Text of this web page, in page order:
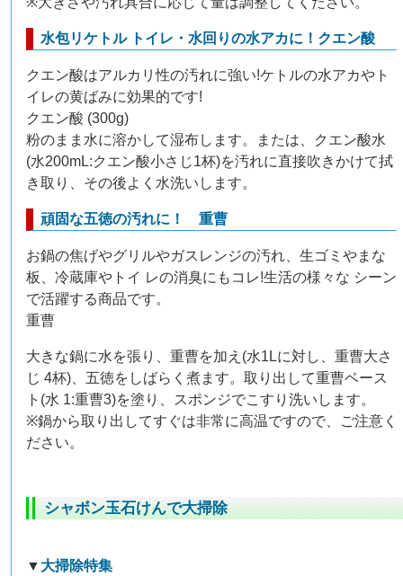
水包リケトル トイレ・水回りの水アカに！クエン酸
クエン酸はアルカリ性の汚れに強い!ケトルの水アカやト
イレの黄ばみに効果的です!
クエン酸 (300g)
粉のまま水に溶かして湿布します。または、クエン酸水
(水200mL:クエン酸小さじ1杯)を汚れに直接吹きかけて拭
き取り、その後よく水洗いします。
頑固な五徳の汚れに！ 重曹
お鍋の焦げやグリルやガスレンジの汚れ、生ゴミやまな
板、冷蔵庫やトイ レの消臭にもコレ!生活の様々な シーン
で活躍する商品です。
重曹
大きな鍋に水を張り、重曹を加え(水1Lに対し、重曹大さ
じ 4杯)、五徳をしばらく煮ます。取り出して重曹ベース
ト(水 1:重曹3)を塗り、スポンジでこすり洗いします。
※鍋から取り出してすぐは非常に高温ですので、ご注意く
ださい。
シャボン玉石けんで大掃除
▼ 大掃除特集